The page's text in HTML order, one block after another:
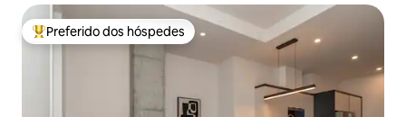
Entre os melhores preferidos dos hóspedes
Preferido dos hóspedes